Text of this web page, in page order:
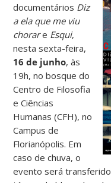
documentários Diz
a ela que me viu
chorare Esqui,
nesta sexta-feira,
16 de junho, às
19h, no bosque do
Centro de Filosofia
e Ciências
Humanas (CFH), no
Campus de
Florianópolis. Em
caso de chuva, o
evento será